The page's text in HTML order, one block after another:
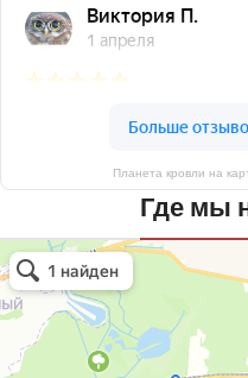
Планета кровли на
Где мы
Планета кровли
Кровля и кровельные материалы в
Окна в Балашихе